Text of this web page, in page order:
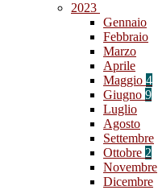
2023
Gennaio
Febbraio
Marzo
Aprile
Maggio 4
Giugno 9
Luglio
Agosto
Settembre
Ottobre 2
Novembre
Dicembre